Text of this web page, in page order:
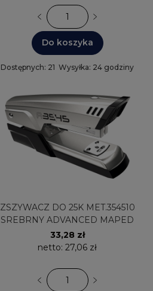
Do koszyka
Dostępnych: 21 Wysyłka: 24 godziny
ZSZYWACZ DO 25K MET.354510
SREBRNY ADVANCED MAPED
33,28 zł
netto: 27,06 zł